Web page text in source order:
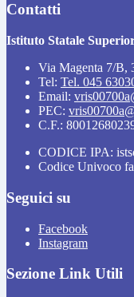
Contatti
Istituto Statale
Via Magenta 7/B,
Tel: Tel. 045
Email:
PEC:
C.F.:
CODICE IPA:
Codice Univoco
Seguici su
Facebook
Instagram
Sezione Link Utili